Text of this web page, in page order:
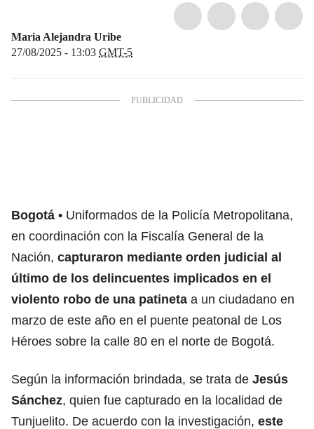
Maria Alejandra Uribe
27/08/2025 - 13:03 GMT-5
Bogotá
Uniformados de la Policía Metropolitana,
en coordinación con la Fiscalía General de la
Nación, capturaron mediante orden judicial al
último de los delincuentes implicados en el
violento robo de una patineta a un ciudadano en
marzo de este año en el puente peatonal de Los
Héroes sobre la calle 80 en el norte de Bogotá.
Según la información brindada, se trata de Jesús
Sánchez, quien fue capturado en la localidad de
Tunjuelito. De acuerdo con la investigación, este